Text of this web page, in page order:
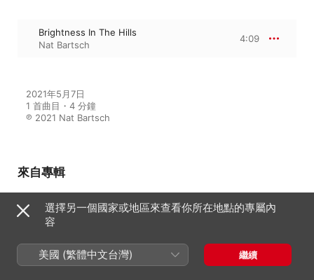
Brightness In The Hills
Nat Bartsch
4:09
2021年5月7日
1 首曲目・4 分鐘
℗ 2021 Nat Bartsch
來自專輯
Nat Bartsch
選擇另一個國家或地區來查看你所在地點的專屬內
容
美國 (繁體中文台灣) 繼續